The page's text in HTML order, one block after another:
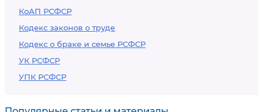
КоАП РСФСР
Кодекс законов о труде
Кодекс о браке и семье РСФСР
УК РСФСР
УПК РСФСР